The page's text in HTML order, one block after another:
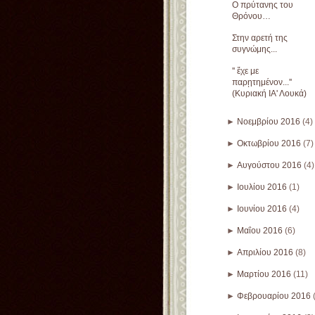
Ο πρύτανης του
Θρόνου…
Στην αρετή της
συγνώμης...
'' ἔχε με
παρῃτημένον...''
(Κυριακή ΙΑ' Λουκά)
► Νοεμβρίου 2016 (4)
► Οκτωβρίου 2016 (7)
► Αυγούστου 2016 (4)
► Ιουλίου 2016 (1)
► Ιουνίου 2016 (4)
► Μαΐου 2016 (6)
► Απριλίου 2016 (8)
► Μαρτίου 2016 (11)
► Φεβρουαρίου 2016